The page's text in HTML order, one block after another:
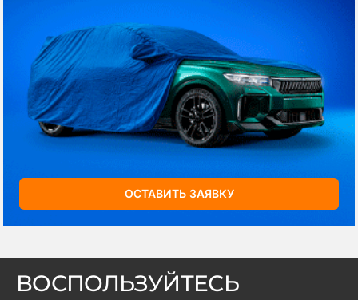
ОСТАВИТЬ ЗАЯВКУ
ВОСПОЛЬЗУЙТЕСЬ